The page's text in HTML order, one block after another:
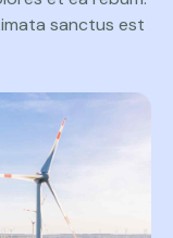
sanctus est